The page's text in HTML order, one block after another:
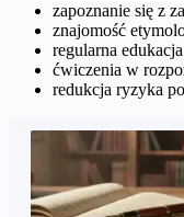
zapoznanie się z
znajomość
regularna
ćwiczenia w
redukcja ryzyka